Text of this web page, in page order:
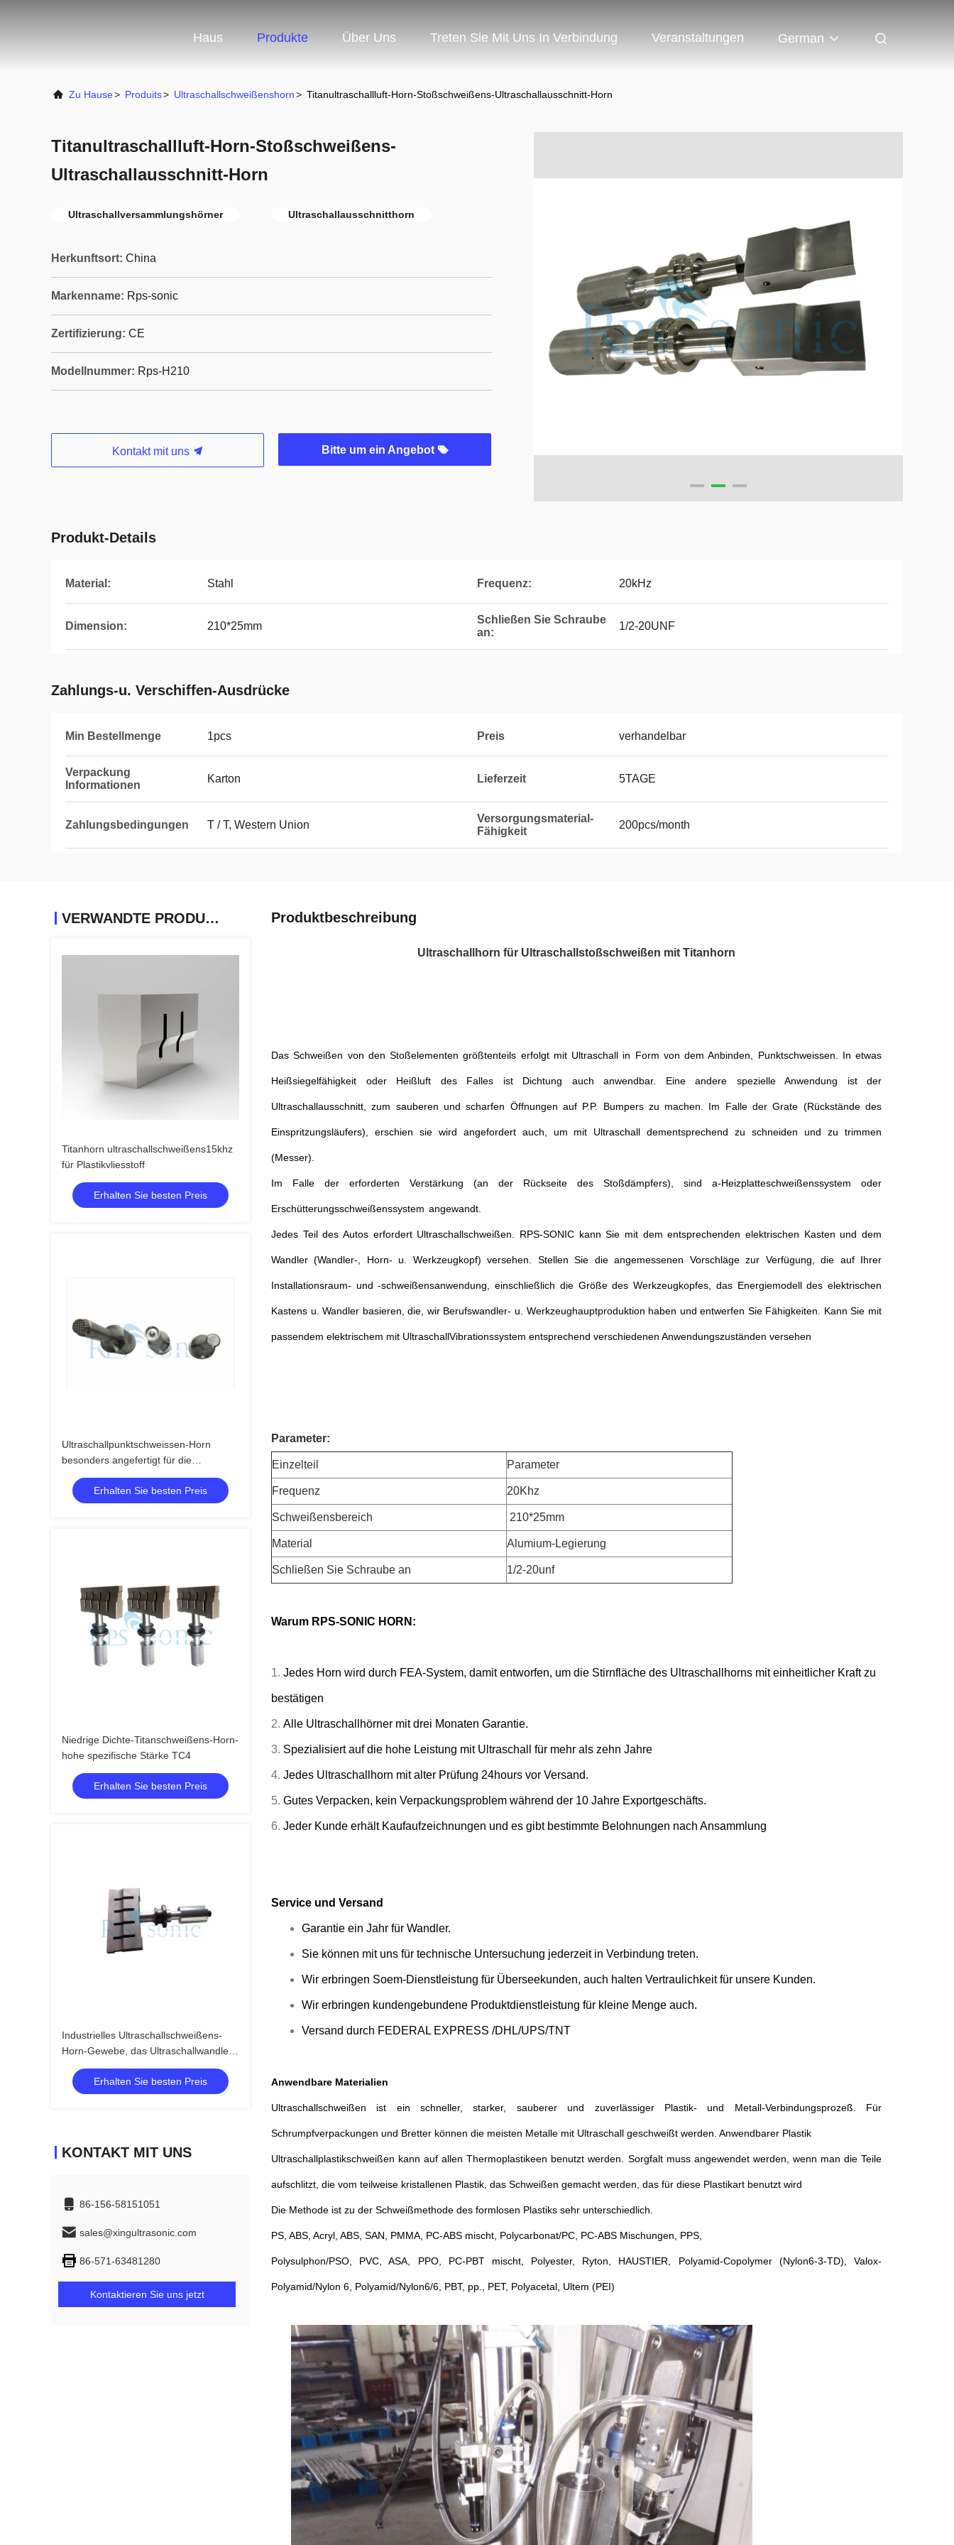
Haus Produkte Über Uns Treten Sie Mit Uns In Verbindung Veranstaltungen German
Zu Hause> Produits> Ultraschallschweißenshorn> Titanultraschallluft-Horn-Stoßschweißens-Ultraschallausschnitt-Horn
Titanultraschallluft-Horn-Stoßschweißens-
Ultraschallausschnitt-Horn
Ultraschallversammlungshörner Ultraschallausschnitthorn
Herkunftsort: China
Markenname: Rps-sonic
Zertifizierung: CE
Modellnummer: Rps-H210
Kontakt mit uns Bitte um ein Angebot
Produkt-Details
Material: Stahl Frequenz: 20kHz
Dimension: 210*25mm
Schließen Sie Schraube
an:
1/2-20UNF
Zahlungs-u. Verschiffen-Ausdrücke
Min Bestellmenge 1pcs Preis verhandelbar
Verpackung
Informationen
Karton Lieferzeit 5TAGE
Zahlungsbedingungen T / T, Western Union
Versorgungsmaterial-
Fähigkeit
200pcs/month
VERWANDTE PRODUKTE
Titanhorn ultraschallschweißens15khz
für Plastikvliesstoff
Erhalten Sie besten Preis
Ultraschallpunktschweissen-Horn
besonders angefertigt für die
Plastikbefestigung mit Gitterebene und
-niet
Erhalten Sie besten Preis
Niedrige Dichte-Titanschweißens-Horn-
hohe spezifische Stärke TC4
Erhalten Sie besten Preis
Industrielles Ultraschallschweißens-
Horn-Gewebe, das Ultraschallwandler-
Horn versiegelt
Erhalten Sie besten Preis
KONTAKT MIT UNS
86-156-58151051
sales@xingultrasonic.com
86-571-63481280
Kontaktieren Sie uns jetzt
Produktbeschreibung
Ultraschallhorn für Ultraschallstoßschweißen mit Titanhorn
Das Schweißen von den Stoßelementen größtenteils erfolgt mit Ultraschall in Form von dem Anbinden, Punktschweissen. In etwas
Heißsiegelfähigkeit oder Heißluft des Falles ist Dichtung auch anwendbar. Eine andere spezielle Anwendung ist der
Ultraschallausschnitt, zum sauberen und scharfen Öffnungen auf P.P. Bumpers zu machen. Im Falle der Grate (Rückstände des
Einspritzungsläufers), erschien sie wird angefordert auch, um mit Ultraschall dementsprechend zu schneiden und zu trimmen
(Messer).
Im Falle der erforderten Verstärkung (an der Rückseite des Stoßdämpfers), sind a-Heizplatteschweißenssystem oder
Erschütterungsschweißenssystem angewandt.
Jedes Teil des Autos erfordert Ultraschallschweißen. RPS-SONIC kann Sie mit dem entsprechenden elektrischen Kasten und dem
Wandler (Wandler-, Horn- u. Werkzeugkopf) versehen. Stellen Sie die angemessenen Vorschläge zur Verfügung, die auf Ihrer
Installationsraum- und -schweißensanwendung, einschließlich die Größe des Werkzeugkopfes, das Energiemodell des elektrischen
Kastens u. Wandler basieren, die, wir Berufswandler- u. Werkzeughauptproduktion haben und entwerfen Sie Fähigkeiten. Kann Sie mit
passendem elektrischem mit UltraschallVibrationssystem entsprechend verschiedenen Anwendungszuständen versehen
Parameter:
Einzelteil Parameter
Frequenz 20Khz
Schweißensbereich 210*25mm
Material Alumium-Legierung
Schließen Sie Schraube an 1/2-20unf
Warum RPS-SONIC HORN:
1. Jedes Horn wird durch FEA-System, damit entworfen, um die Stirnfläche des Ultraschallhorns mit einheitlicher Kraftzu
bestätigen
2. Alle Ultraschallhörner mit drei Monaten Garantie.
3. Spezialisiert auf die hohe Leistung mit Ultraschall für mehr als zehn Jahre
4. Jedes Ultraschallhorn mit alter Prüfung 24hours vor Versand.
5. Gutes Verpacken, kein Verpackungsproblem während der 10 Jahre Exportgeschäfts.
6. Jeder Kunde erhält Kaufaufzeichnungen und es gibt bestimmte Belohnungen nach Ansammlung
Service und Versand
Garantie ein Jahr für Wandler.
Sie können mit uns für technische Untersuchung jederzeit in Verbindung treten.
Wir erbringen Soem-Dienstleistung für Überseekunden, auch halten Vertraulichkeit für unsere Kunden.
Wir erbringen kundengebundene Produktdienstleistung für kleine Menge auch.
Versand durch FEDERAL EXPRESS /DHL/UPS/TNT
Anwendbare Materialien
Ultraschallschweißen ist ein schneller, starker, sauberer und zuverlässiger Plastik- und Metall-Verbindungsprozeß. Für
Schrumpfverpackungen und Bretter können die meisten Metalle mit Ultraschall geschweißt werden. Anwendbarer Plastik
Ultraschallplastikschweißen kann auf allen Thermoplastikeen benutzt werden. Sorgfalt muss angewendet werden, wenn man die Teile
aufschlitzt, die vom teilweise kristallenen Plastik, das Schweißen gemacht werden, das für diese Plastikart benutzt wird
Die Methode ist zu der Schweißmethode des formlosen Plastiks sehr unterschiedlich.
PS, ABS, Acryl, ABS, SAN, PMMA, PC-ABS mischt, Polycarbonat/PC, PC-ABS Mischungen, PPS,
Polysulphon/PSO, PVC, ASA, PPO, PC-PBT mischt, Polyester, Ryton, HAUSTIER, Polyamid-Copolymer (Nylon6-3-TD), Valox-
Polyamid/Nylon 6, Polyamid/Nylon6/6, PBT, pp., PET, Polyacetal, Ultem (PEI)